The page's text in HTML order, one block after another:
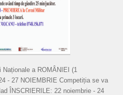
a ROMÂNIEI (1
- 27 NOIEMBRIE Competiția se va
ÎNSCRIERILE: 22 noiembrie - 24